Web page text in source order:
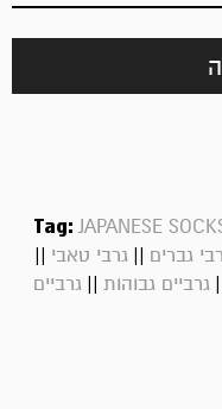
Tag: JAPANESE
גברים || גרבי טאבי ||
גרביים גבוהות || גרביים